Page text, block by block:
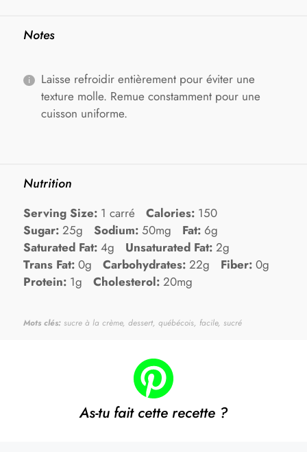
Notes
Laisse refroidir entièrement pour éviter une
texture molle. Remue constamment pour une
cuisson uniforme.
Nutrition
Serving Size: 1 carré Calories: 150
Sugar: 25g Sodium: 50mg Fat: 6g
Saturated Fat: 4g Unsaturated Fat: 2g
Trans Fat: 0g Carbohydrates: 22g Fiber: 0g
Protein: 1g Cholesterol: 20mg
Mots clés: sucre à la crème, dessert, québécois, facile, sucré
As-tu fait cette recette ?